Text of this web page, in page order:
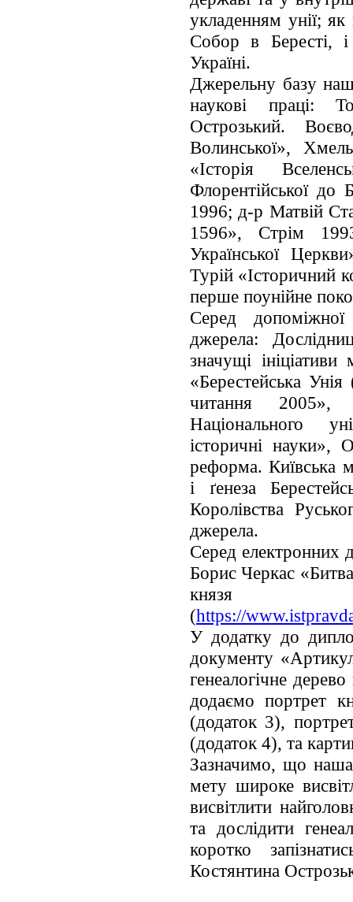
укладенням унії;
Собор в Бересті,
Україні.
Джерельну базу
наукові праці:
Острозький.
Волинської»,
«Історія
Флорентійської до
1996; д-р Матвій
1596», Стрім
Української
Турій «Історичний
перше поунійне
Серед
джерела:
значущі
«Берестейська
читання 2005»,
Національного
історичні науки»,
реформа. Київська
і ґенеза
Королівства
джерела.
Серед електронних
Борис Черкас
князя
(https://
У додатку до
документу
генеалогічне
додаємо портрет
(додаток 3),
(додаток 4), та
Зазначимо, що
мету широке
висвітлити
та дослідити
коротко
Костянтина